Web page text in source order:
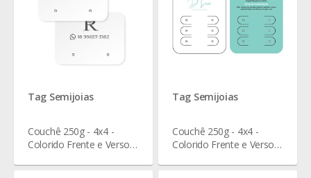
Tag Semijoias
Couchê 250g - 4x4 -
Colorido Frente e Verso -
cm
Tag Semijoias
Couchê 250g - 4x4 -
Colorido Frente e Verso -
4,5 cm